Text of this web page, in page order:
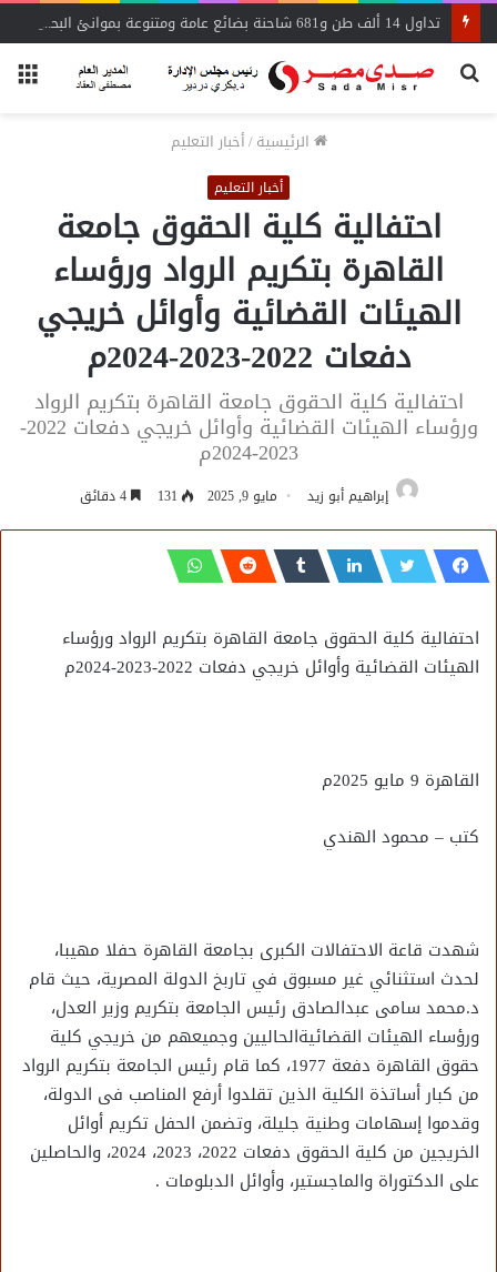
تداول 14 ألف طن و681 شاحنة بضائع عامة ومتنوعة بموانئ البحر الأحمر
بحث
الرئيسية/أخبار التعليم
أخبار التعليم
احتفالية كلية الحقوق جامعة
القاهرة بتكريم الرواد ورؤساء
الهيئات القضائية وأوائل خريجي
دفعات 2022-2023-2024م
احتفالية كلية الحقوق جامعة القاهرة بتكريم الرواد
ورؤساء الهيئات القضائية وأوائل خريجي دفعات 2022-
2023-2024م
إبراهيم أبو زيد مايو 9, 2025 131 4 دقائق
احتفالية كلية الحقوق جامعة القاهرة بتكريم الرواد ورؤساء
الهيئات القضائية وأوائل خريجي دفعات 2022-2023-2024م
القاهرة 9 مايو 2025م
كتب – محمود الهندي
شهدت قاعة الاحتفالات الكبرى بجامعة القاهرة حفلا مهيبا،
لحدث استثنائي غير مسبوق في تاربخ الدولة المصرية، حيث قام
د.محمد سامى عبدالصادق رئيس الجامعة بتكريم وزير العدل،
ورؤساء الهيئات القضائيةالحاليين وجميعهم من خريجي كلية
حقوق القاهرة دفعة 1977، كما قام رئيس الجامعة بتكريم الرواد
من كبار أساتذة الكلية الذين تقلدوا أرفع المناصب فى الدولة،
وقدموا إسهامات وطنية جليلة، وتضمن الحفل تكريم أوائل
الخريجين من كلية الحقوق دفعات 2022، 2023، 2024، والحاصلين
على الدكتوراة والماجستير، وأوائل الدبلومات .